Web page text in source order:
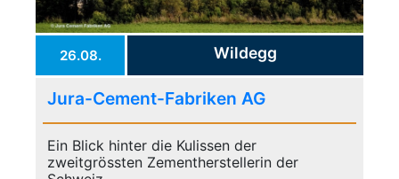
26.08. Wildegg
Jura-Cement-Fabriken AG
Ein Blick hinter die Kulissen der
zweitgrössten Zementherstellerin der